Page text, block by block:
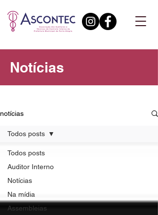
Notícias
notícias
Todos posts
Auditor Interno
Notícias
Na mídia
Assembleias
Todos posts